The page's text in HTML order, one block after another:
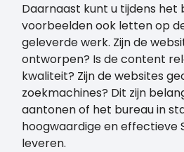
Daarnaast kunt u tijdens het
voorbeelden ook letten op
geleverde werk. Zijn de
ontworpen? Is de content
kwaliteit? Zijn de websites
zoekmachines? Dit zijn
aantonen of het bureau in
hoogwaardige en effectieve
leveren.